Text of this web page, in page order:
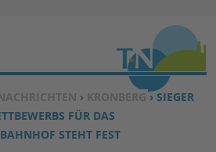
Inhalt springen ↓
› KRONBERG› SIEGER
FÜR DAS
STEHT FEST